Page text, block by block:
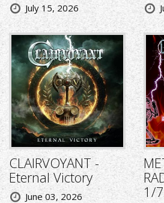
July 15, 2026
CLAIRVOYANT -
Eternal Victory
June 03, 2026
1/